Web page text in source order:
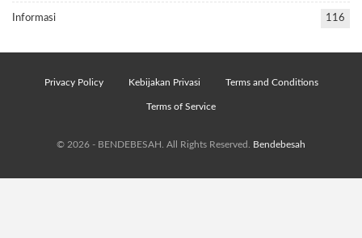
Informasi 116
Privacy Policy Kebijakan Privasi Terms and Conditions
Terms of Service
© 2026 - BENDEBESAH. All Rights Reserved. Bendebesah